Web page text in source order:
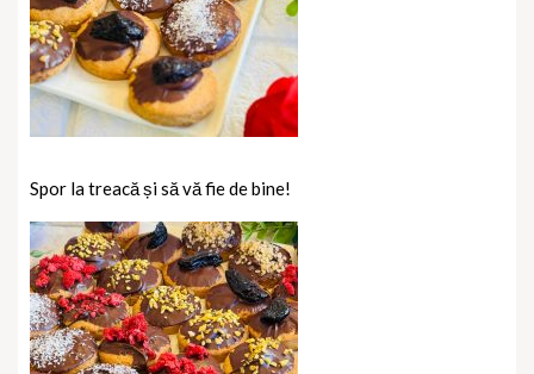
Spor la treacă și să vă fie de bine!